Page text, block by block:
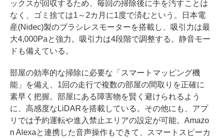
ックスが回収するため、毎回の掃除後に手を汚すことは
なく、ゴミ捨ては1～2カ月に1度で済むという。日本電
産(Nidec)製のブラシレスモーターを搭載し、吸引力は最
大4,000Paと強力。吸引力は4段階で調整する。静音モー
ドも備えている。
部屋の効率的な掃除に必要な「スマートマッピング機
能」を備え、1回の走行で複数の部屋の間取りを正確に
素早く把握。部屋にある障害物を賢く避けられるよう
に、高感度なLiDARを搭載している。その他にも、アプ
リでは予約運転や進入禁止エリアの設定が可能。Amazo
n Alexaと連携した音声操作もできて、スマートスピーカ